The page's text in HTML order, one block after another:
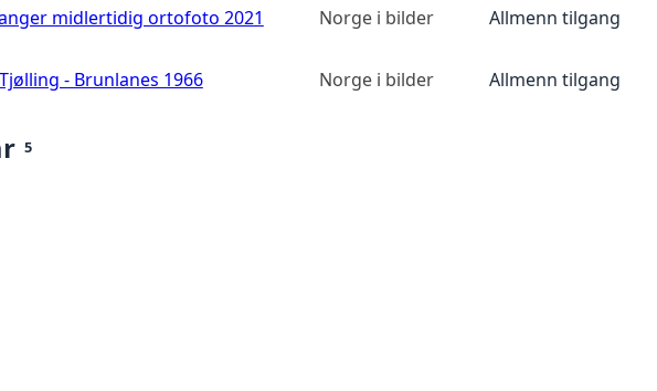
midlertidig ortofoto 2021 Norge i bilder Allmenn tilgang
- Brunlanes 1966 Norge i bilder Allmenn tilgang
5